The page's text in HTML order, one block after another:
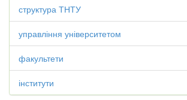
структура ТНТУ
управління університетом
факультети
інститути